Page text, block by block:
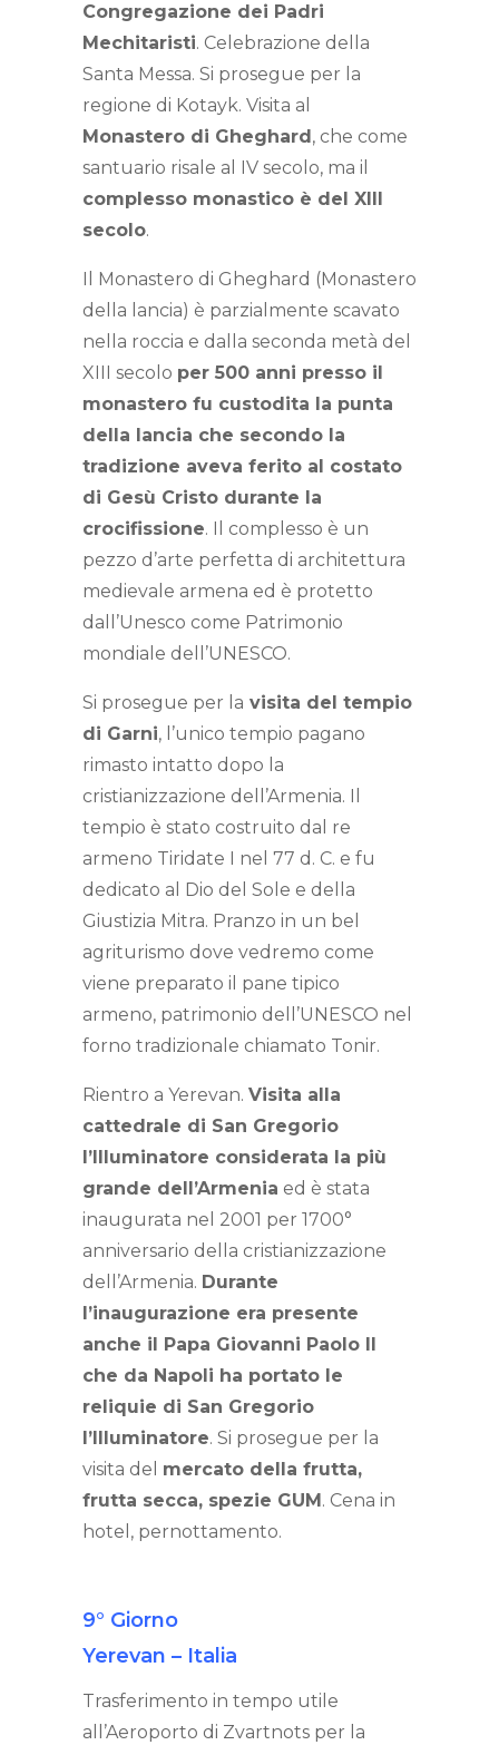
Congregazione dei Padri
Mechitaristi. Celebrazione della
Santa Messa. Si prosegue per la
regione di Kotayk. Visita al
Monastero di Gheghard , che come
santuario risale al IV secolo, ma il
complesso monastico è del XIII
secolo.
Il Monastero di Gheghard (Monastero
della lancia) è parzialmente scavato
nella roccia e dalla seconda metà del
XIII secolo per 500 anni presso il
monastero fu custodita la punta
della lancia che secondo la
tradizione aveva ferito al costato
di Gesù Cristo durante la
crocifissione. Il complesso è un
pezzo d’arte perfetta di architettura
medievale armena ed è protetto
dall’Unesco come Patrimonio
mondiale dell’UNESCO.
Si prosegue per la visita del tempio
di Garni, l’unico tempio pagano
rimasto intatto dopo la
cristianizzazione dell’Armenia. Il
tempio è stato costruito dal re
armeno Tiridate I nel 77 d. C. e fu
dedicato al Dio del Sole e della
Giustizia Mitra. Pranzo in un bel
agriturismo dove vedremo come
viene preparato il pane tipico
armeno, patrimonio dell’UNESCO nel
forno tradizionale chiamato Tonir.
Rientro a Yerevan. Visita alla
cattedrale di San Gregorio
l’Illuminatore considerata la più
grande dell’Armenia ed è stata
inaugurata nel 2001 per 1700°
anniversario della cristianizzazione
dell’Armenia. Durante
l’inaugurazione era presente
anche il Papa Giovanni Paolo II
che da Napoli ha portato le
reliquie di San Gregorio
l’Illuminatore. Si prosegue per la
visita del mercato della frutta,
frutta secca, spezie GUM . Cena in
hotel, pernottamento.
9° Giorno
Yerevan – Italia
Trasferimento in tempo utile
all’Aeroporto di Zvartnots per la